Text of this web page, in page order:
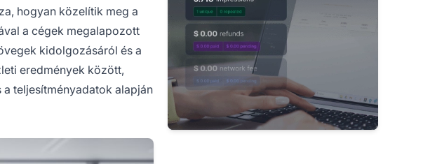
hogyan közelítik meg a
a cégek megalapozott
kidolgozásáról és a
eredmények között,
a teljesítményadatok alapján